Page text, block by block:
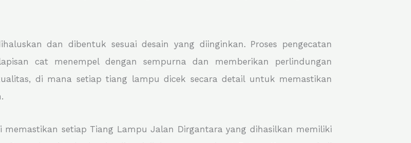
dan dibentuk sesuai desain yang diinginkan. Proses pengecatan
cat menempel dengan sempurna dan memberikan perlindungan
di mana setiap tiang lampu dicek secara detail untuk memastikan
setiap Tiang Lampu Jalan Dirgantara yang dihasilkan memiliki